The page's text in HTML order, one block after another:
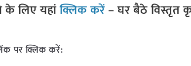
लिए यहांक्लिक करें– घर बैठे विस्तृत
पर क्लिक करें: